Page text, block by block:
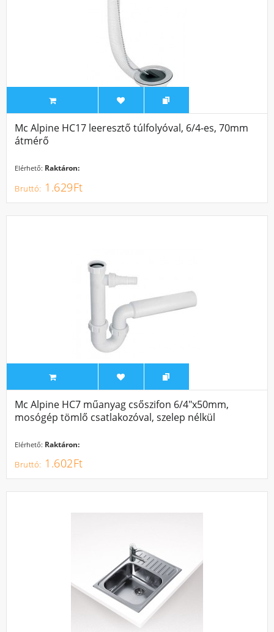
Mc Alpine HC17 leeresztő túlfolyóval, 6/4-es, 70mm
átmérő
Elérhető: Raktáron:
1.629Ft
Mc Alpine HC7 műanyag csőszifon 6/4"x50mm,
mosógép tömlő csatlakozóval, szelep nélkül
Elérhető: Raktáron:
1.602Ft